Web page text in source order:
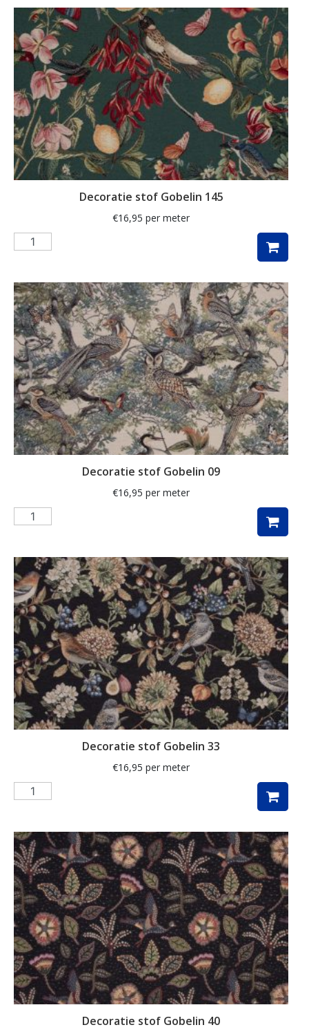
ganzen
gemberkoekjes
geometrisch
ginko
gnome
grafisch
groene thee
hartjes
herfstblad
herfstbladeren
hert
herten
hertje
hijskraan
hollands
huizen
ijsbeer
indoor
kaart
kabouter
kamille
kat
katoen
kerst
kerstman
kerstster
keuken
kippen
klaproos
klaprozen
klaver
Decoratie stof Gobelin 145
€16,95 per meter
Decoratie stof Gobelin 09
€16,95 per meter
Decoratie stof Gobelin 33
€16,95 per meter
Decoratie stof Gobelin 40